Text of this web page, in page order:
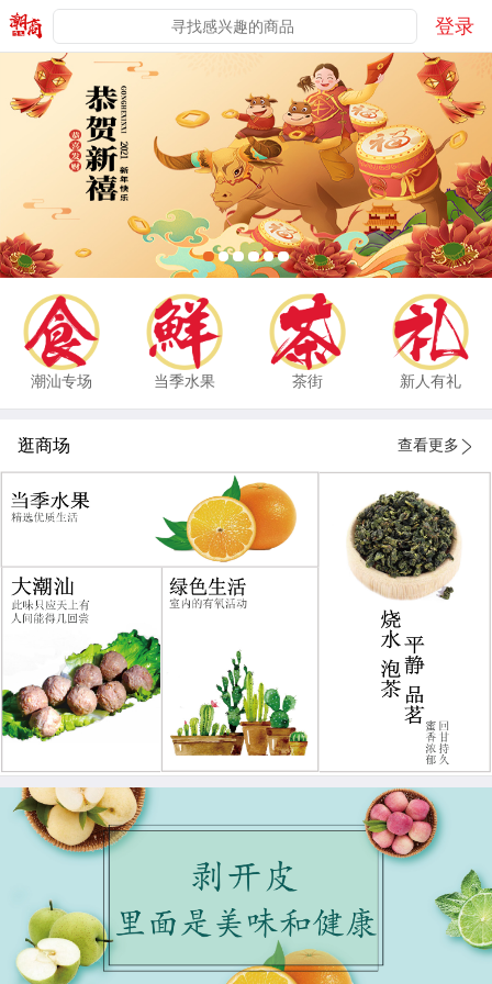
登录
潮汕专场 当季水果 茶街 新人有礼
逛商场 查看更多